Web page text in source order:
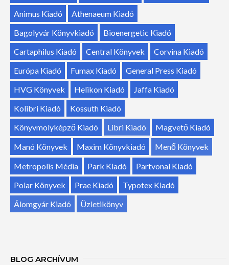
Animus Kiadó
Athenaeum Kiadó
Bagolyvár Könyvkiadó
Bioenergetic Kiadó
Cartaphilus Kiadó
Central Könyvek
Corvina Kiadó
Európa Kiadó
Fumax Kiadó
General Press Kiadó
HVG Könyvek
Helikon Kiadó
Jaffa Kiadó
Kolibri Kiadó
Kossuth Kiadó
Könyvmolyképző Kiadó
Libri Kiadó
Magvető Kiadó
Manó Könyvek
Maxim Könyvkiadó
Menő Könyvek
Metropolis Média
Park Kiadó
Partvonal Kiadó
Polar Könyvek
Prae Kiadó
Typotex Kiadó
Álomgyár Kiadó
Üzletikönyv
BLOG ARCHÍVUM